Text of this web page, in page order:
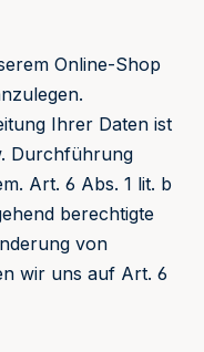
Online-Shop
Ihrer Daten ist
Durchführung
Art. 6 Abs. 1 lit. b
berechtigte
von
wir uns auf Art. 6